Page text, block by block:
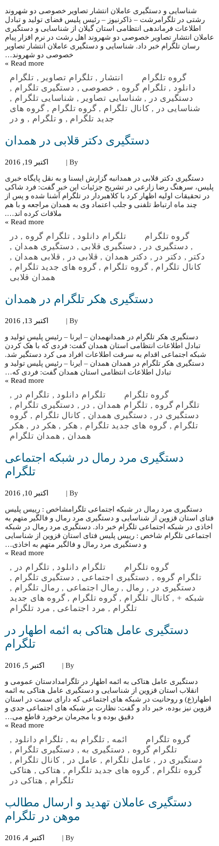
شناسایی و دستگیری عاملان انتشار تصاویر خصوصی دو شهروند
رشتی در تلگرامرشت – ذاکرنیوز – رئیس پلیس فضای تولید و تبادل
اطلاعات فرماندهی انتظامی استان گیلان از شناسایی و دستگیری
عاملان انتشار تصاویر خصوصی دو شهروند اهل رشت در نرم افزار پیام
رسان تلگرام خبر داد. شناسایی و دستگیری عاملان انتشار تصاویر
خصوصی دو شهروند…
Read more »
گروه تلگرام انتشار, تلگرام تصاویر, تلگرام
دانلود, تلگرام گروه, خصوصی, دستگیری تلگرام,
دستگیری در, شناسایی تصاویر, شناسایی تلگرام,
شناسایی در, کانال تلگرام , گروه تلگرام, گروه های
جدید تلگرام , و تلگرام, و در
دستگیری دکتر قلابی در همدان
By | اکتبر 19, 2016
دستگیری دکتر قلابی در همدانبه گزارش ایسنا و به نقل پایگاه خبری
پلیس، سرهنگ رضا زارعی در تشریح جزئیات این خبر گفت: فرد شاکی
در تحقیقات اولیه اظهار کرد با کلاهبردار در تلگرام آشنا شده و پس از
چند ماه ارتباط تلفنی و جلب اعتماد وی به همدان مراجعه و با هم
ملاقات کرده اند….
Read more »
گروه تلگرام تلگرام دانلود, تلگرام گروه, در
دستگیری در, دستگیری قلابی, دستگیری همدان,
دکتر, دکتر در, دکتر همدان, قلابی در, قلابی همدان,
کانال تلگرام , گروه تلگرام , گروه های جدید تلگرام,
همدان قلابی
دستگیری هکر تلگرام در همدان
By | اکتبر 13, 2016
دستگیری هکر تلگرام در همدانهمدان – ایرنا – رئیس پلیس تولید و
تبادل اطلاعات انتظامی استان همدان گفت: فردی که با هک کردن
شبکه اجتماعی اقدام به سرقت اطلاعات افراد می کرد دستگیر شد.
دستگیری هکر تلگرام در همدان همدان – ایرنا – رئیس پلیس تولید و
تبادل اطلاعات انتظامی استان همدان گفت: فردی که…
Read more »
گروه تلگرام تلگرام دانلود, تلگرام در,
تلگرام گروه, تلگرام همدان, در, دستگیری تلگرام,
دستگیری در, دستگیری همدان, کانال تلگرام, گروه
تلگرام , گروه های جدید تلگرام, هکر, هکر در,
هکر
همدان, همدان تلگرام
دستگیری مرد رمال در شبکه اجتماعی
تلگرام
By | اکتبر 10, 2016
دستگیری مرد رمال در شبکه اجتماعی تلگرامشاخص : رییس پلیس
فتای استان قزوین از شناسایی و دستگیری مرد رمال و فالگیر متهم به
اخاذی در شبکه اجتماعی تلگرام خبر داد. دستگیری مرد رمال در شبکه
اجتماعی تلگرام شاخص : رییس پلیس فتای استان قزوین از شناسایی
و دستگیری مرد رمال و فالگیر متهم به اخاذی…
Read more »
گروه تلگرام تلگرام دانلود, تلگرام در,
تلگرام گروه, دستگیری اجتماعی, دستگیری تلگرام,
دستگیری در, رمال, رمال اجتماعی, رمال تلگرام,
شبکه + , کانال تلگرام , گروه تلگرام, گروه های جدید
تلگرام, مرد اجتماعی, مرد تلگرام
دستگیری عامل هتاکی به ائمه اطهار در
تلگرام
By | اکتبر 5, 2016
دستگیری عامل هتاکی به ائمه اطهار در تلگرامدادستان عمومی و
انقلاب استان قزوین از شناسایی و دستگیری عامل هتاکی به ائمه
اطهار(ع) و روحانیت در شبکه های اجتماعی که دارای سمت در استان
قزوین نیز بوده، خبر داد و گفت: نظارت بر شبکه های اجتماعی جدی و
دقیق بوده و با مجرمان برخورد قاطع می…
Read more »
گروه تلگرام ائمه, تلگرام به, تلگرام دانلود,
تلگرام گروه, دستگیری به, دستگیری تلگرام,
دستگیری در, عامل تلگرام, عامل در, کانال تلگرام,
گروه تلگرام , گروه های جدید تلگرام, هتاکی, هتاکی
تلگرام, هتاکی در
دستگیری عاملان تهدید و ارسال مطالب
موهن در تلگرام
By | اکتبر 4, 2016